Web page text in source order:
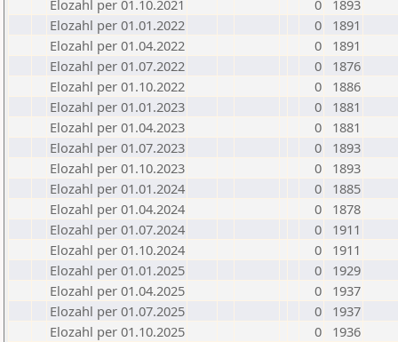
Elozahl per 01.10.2021
0
1893
Elozahl per 01.01.2022
0
1891
Elozahl per 01.04.2022
0
1891
Elozahl per 01.07.2022
0
1876
Elozahl per 01.10.2022
0
1886
Elozahl per 01.01.2023
0
1881
Elozahl per 01.04.2023
0
1881
Elozahl per 01.07.2023
0
1893
Elozahl per 01.10.2023
0
1893
Elozahl per 01.01.2024
0
1885
Elozahl per 01.04.2024
0
1878
Elozahl per 01.07.2024
0
1911
Elozahl per 01.10.2024
0
1911
Elozahl per 01.01.2025
0
1929
Elozahl per 01.04.2025
0
1937
Elozahl per 01.07.2025
0
1937
Elozahl per 01.10.2025
0
1936